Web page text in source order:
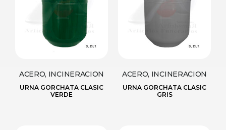
ACERO, INCINERACION
URNA GORCHATA CLASIC
VERDE
ACERO, INCINERACION
URNA GORCHATA CLASIC
GRIS